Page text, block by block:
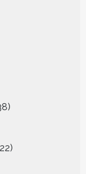
producten
22
producten